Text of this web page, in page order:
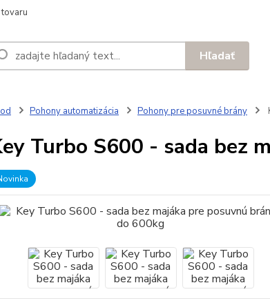
Hľadať
Pohony automatizácia Pohony pre posuvné brány
Turbo S600 - sada bez